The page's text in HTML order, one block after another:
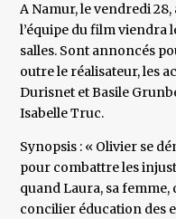
A Namur, le vendredi
l’équipe du film viendra
salles. Sont annoncés
outre le réalisateur, les
Durisnet et Basile
Isabelle Truc.
Synopsis : « Olivier se
pour combattre les
quand Laura, sa
concilier éducation des